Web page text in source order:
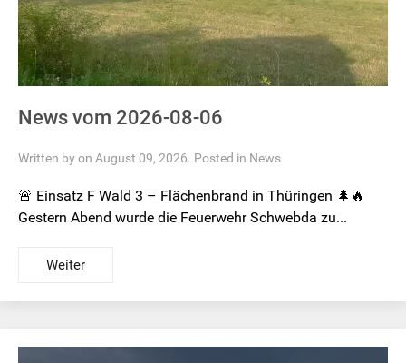
News vom 2026-08-06
Written by on August 09, 2026. Posted in News
🚨 Einsatz F Wald 3 – Flächenbrand in Thüringen 🌲🔥
Gestern Abend wurde die Feuerwehr Schwebda zu...
Weiter